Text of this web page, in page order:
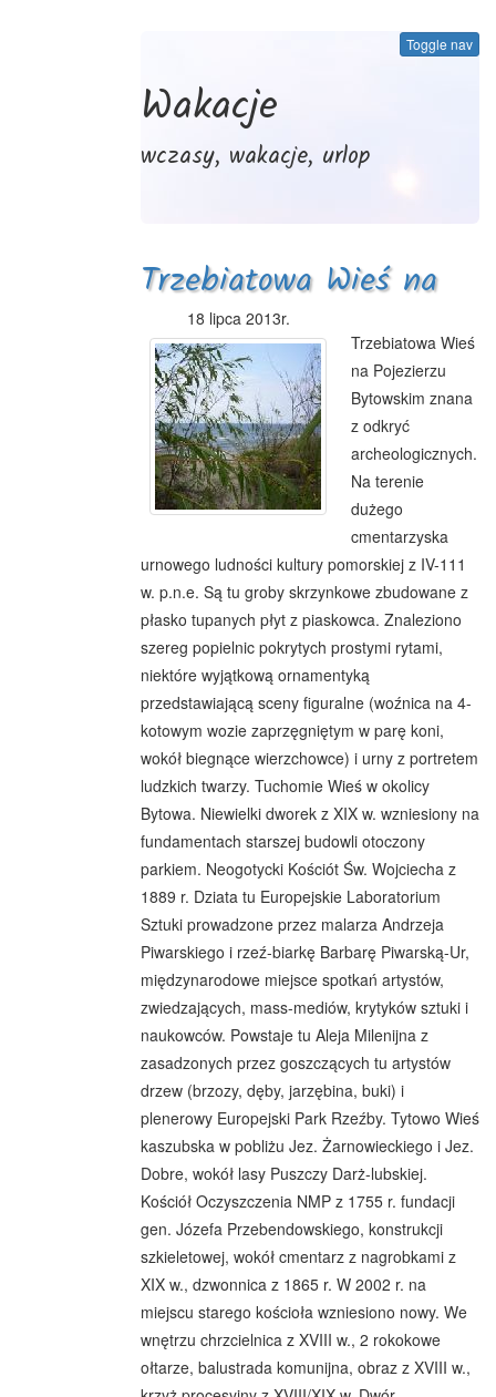
Toggle nav
Wakacje
wczasy, wakacje, urlop
Trzebiatowa Wieś na
Pojezierzu Bytowskim
18 lipca 2013r.
Trzebiatowa Wieś
na Pojezierzu
Bytowskim znana
z odkryć
archeologicznych.
Na terenie
dużego
cmentarzyska
urnowego ludności kultury pomorskiej z IV-111
w. p.n.e. Są tu groby skrzynkowe zbudowane z
płasko tupanych płyt z piaskowca. Znaleziono
szereg popielnic pokrytych prostymi rytami,
niektóre wyjątkową ornamentyką
przedstawiającą sceny figuralne (woźnica na 4-
kotowym wozie zaprzęgniętym w parę koni,
wokół biegnące wierzchowce) i urny z portretem
ludzkich twarzy. Tuchomie Wieś w okolicy
Bytowa. Niewielki dworek z XIX w. wzniesiony na
fundamentach starszej budowli otoczony
parkiem. Neogotycki Kościót Św. Wojciecha z
1889 r. Dziata tu Europejskie Laboratorium
Sztuki prowadzone przez malarza Andrzeja
Piwarskiego i rzeź-biarkę Barbarę Piwarską-Ur,
międzynarodowe miejsce spotkań artystów,
zwiedzających, mass-mediów, krytyków sztuki i
naukowców. Powstaje tu Aleja Milenijna z
zasadzonych przez goszczących tu artystów
drzew (brzozy, dęby, jarzębina, buki) i
plenerowy Europejski Park Rzeźby. Tytowo Wieś
kaszubska w pobliżu Jez. Żarnowieckiego i Jez.
Dobre, wokół lasy Puszczy Darż-lubskiej.
Kościół Oczyszczenia NMP z 1755 r. fundacji
gen. Józefa Przebendowskiego, konstrukcji
szkieletowej, wokół cmentarz z nagrobkami z
XIX w., dzwonnica z 1865 r. W 2002 r. na
miejscu starego kościoła wzniesiono nowy. We
wnętrzu chrzcielnica z XVIII w., 2 rokokowe
ołtarze, balustrada komunijna, obraz z XVIII w.,